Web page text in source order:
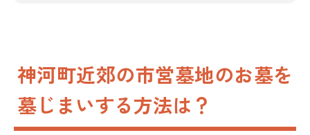
神河町近郊の市営墓地のお墓を
墓じまいする方法は？